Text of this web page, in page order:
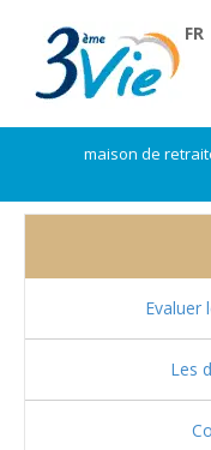
FR
maison de
Evaluer
Les